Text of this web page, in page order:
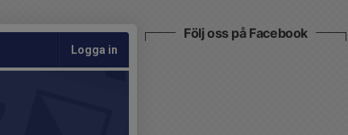
Logga in
Följ oss på Facebook